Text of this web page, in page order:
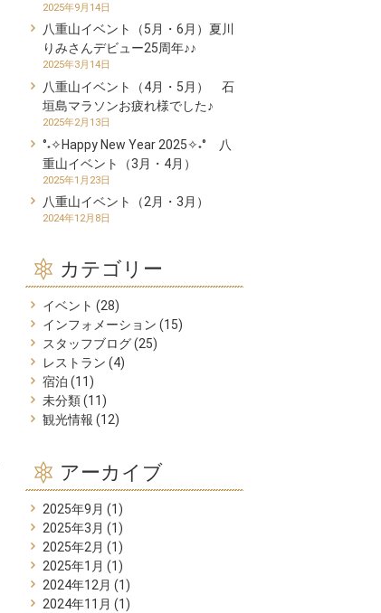
2025年9月14日
八重山イベント（5月・6月）夏川
りみさんデビュー25周年♪♪
2025年3月14日
八重山イベント（4月・5月） 石
垣島マラソンお疲れ様でした♪
2025年2月13日
°˖✧Happy New Year 2025✧˖° 八
重山イベント（3月・4月）
2025年1月23日
八重山イベント（2月・3月）
2024年12月8日
カテゴリー
イベント (28)
インフォメーション (15)
スタッフブログ(25)
レストラン (4)
宿泊 (11)
未分類(11)
観光情報 (12)
アーカイブ
2025年9月 (1)
2025年3月 (1)
2025年2月 (1)
2025年1月 (1)
2024年12月 (1)
2024年11月 (1)